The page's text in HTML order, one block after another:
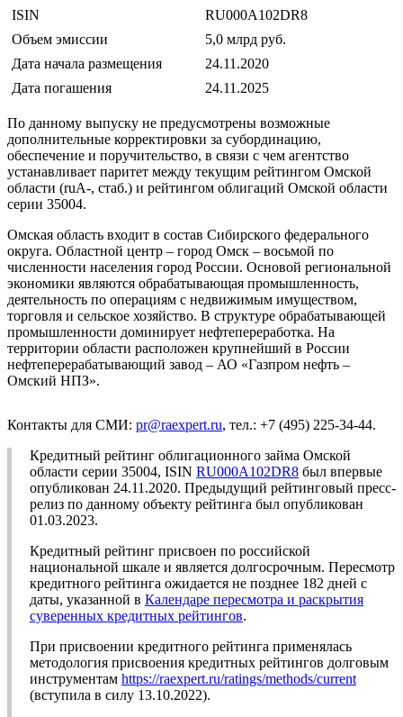
ISIN
RU000A102DR8
Объем эмиссии
5,0 млрд руб.
Дата начала размещения
24.11.2020
Дата погашения
24.11.2025
По данному выпуску не предусмотрены возможные
дополнительные корректировки за субординацию,
обеспечение и поручительство, в связи с чем агентство
устанавливает паритет между текущим рейтингом Омской
области (ruА-, стаб.) и рейтингом облигаций Омской области
серии 35004.
Омская область входит в состав Сибирского федерального
округа. Областной центр – город Омск – восьмой по
численности населения город России. Основой региональной
экономики являются обрабатывающая промышленность,
деятельность по операциям с недвижимым имуществом,
торговля и сельское хозяйство. В структуре обрабатывающей
промышленности доминирует нефтепереработка. На
территории области расположен крупнейший в России
нефтеперерабатывающий завод – АО «Газпром нефть –
Омский НПЗ».
Контакты для СМИ: pr@raexpert.ru, тел.: +7 (495) 225-34-44.
Кредитный рейтинг облигационного займа Омской
области серии 35004, ISIN RU000A102DR8 был впервые
опубликован 24.11.2020. Предыдущий рейтинговый пресс-
релиз по данному объекту рейтинга был опубликован
01.03.2023.
Кредитный рейтинг присвоен по российской
национальной шкале и является долгосрочным. Пересмотр
кредитного рейтинга ожидается не позднее 182 дней с
даты, указанной в Календаре пересмотра и раскрытия
суверенных кредитных рейтингов.
При присвоении кредитного рейтинга применялась
методология присвоения кредитных рейтингов долговым
инструментам https://raexpert.ru/ratings/methods/current
(вступила в силу 13.10.2022).